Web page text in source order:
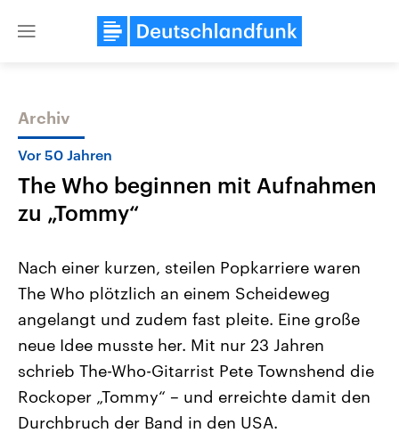
Close
Themen
Landtagswahl Sachsen-Anhalt
2026
Alle Informationen
Sachsen-Anhalt wählt am 6.
September 2026 einen neuen
Landtag. Seit 2021 wird das
Bundesland von einer Koalition aus
CDU, SPD und FDP regiert.-
Umfragen, Prognosen,
USA
Aktuelle Beiträge,
Hintergründe
Wirtschaftlich und
gehören die Vereinigten
den mächtigsten Ländern
mit großem Einfluss auf
Archiv
Vor 50 Jahren
The Who beginnen mit Aufnahmen
zu „Tommy“
Nach einer kurzen, steilen Popkarriere waren
The Who plötzlich an einem Scheideweg
angelangt und zudem fast pleite. Eine große
neue Idee musste her. Mit nur 23 Jahren
schrieb The-Who-Gitarrist Pete Townshend die
Rockoper „Tommy“ – und erreichte damit den
Durchbruch der Band in den USA.